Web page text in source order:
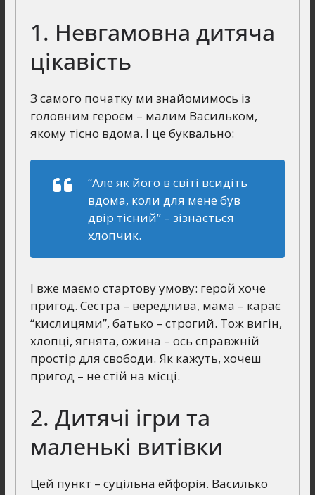
1. Невгамовна дитяча
цікавість
З самого початку ми знайомимось із
головним героєм – малим Васильком,
якому тісно вдома. І це буквально:
“Але як його в світі всидіть
вдома, коли для мене був
двір тісний”– зізнається
хлопчик.
І вже маємо стартову умову: герой хоче
пригод. Сестра – вередлива, мама – карає
“кислицями”, батько – строгий. Тож вигін,
хлопці, ягнята, ожина – ось справжній
простір для свободи. Як кажуть, хочеш
пригод – не стій на місці.
2. Дитячі ігри та
маленькі витівки
Цей пункт – суцільна ейфорія. Василько